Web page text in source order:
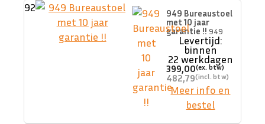
92
949 Bureaustoel
met 10 jaar
garantie !!949
Levertijd:
binnen
22 werkdagen
399,00
482,79
Meer info en
bestel